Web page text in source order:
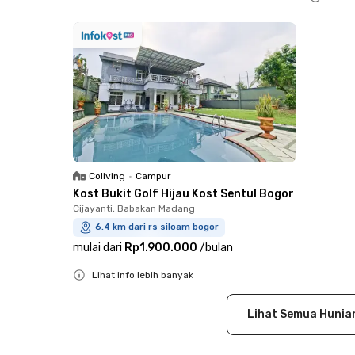
Coliving • Campur
Kost Bukit Golf Hijau Kost Sentul Bogor
Cijayanti, Babakan Madang
6.4 km dari rs siloam bogor
mulai dari Rp1.900.000 /bulan
Lihat info lebih banyak
Lihat Semua